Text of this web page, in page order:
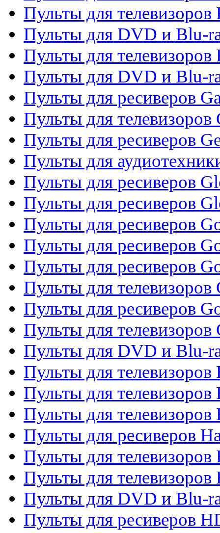
Пульты для телевизоров
Пульты для DVD и Blu-
Пульты для телевизоров
Пульты для DVD и Blu-
Пульты для ресиверов
Пульты для телевизоров
Пульты для ресиверов
Пульты для
Пульты для ресиверов
Пульты для ресиверов
Пульты для ресиверов
Пульты для ресиверов
Пульты для ресиверов
Пульты для телевизоров
Пульты для ресиверов
Пульты для телевизоров
Пульты для DVD и Blu-
Пульты для телевизоров
Пульты для телевизоров
Пульты для
Пульты для ресиверов
Пульты для телевизоров
Пульты для телевизоров
Пульты для DVD и Blu-
Пульты для ресиверов